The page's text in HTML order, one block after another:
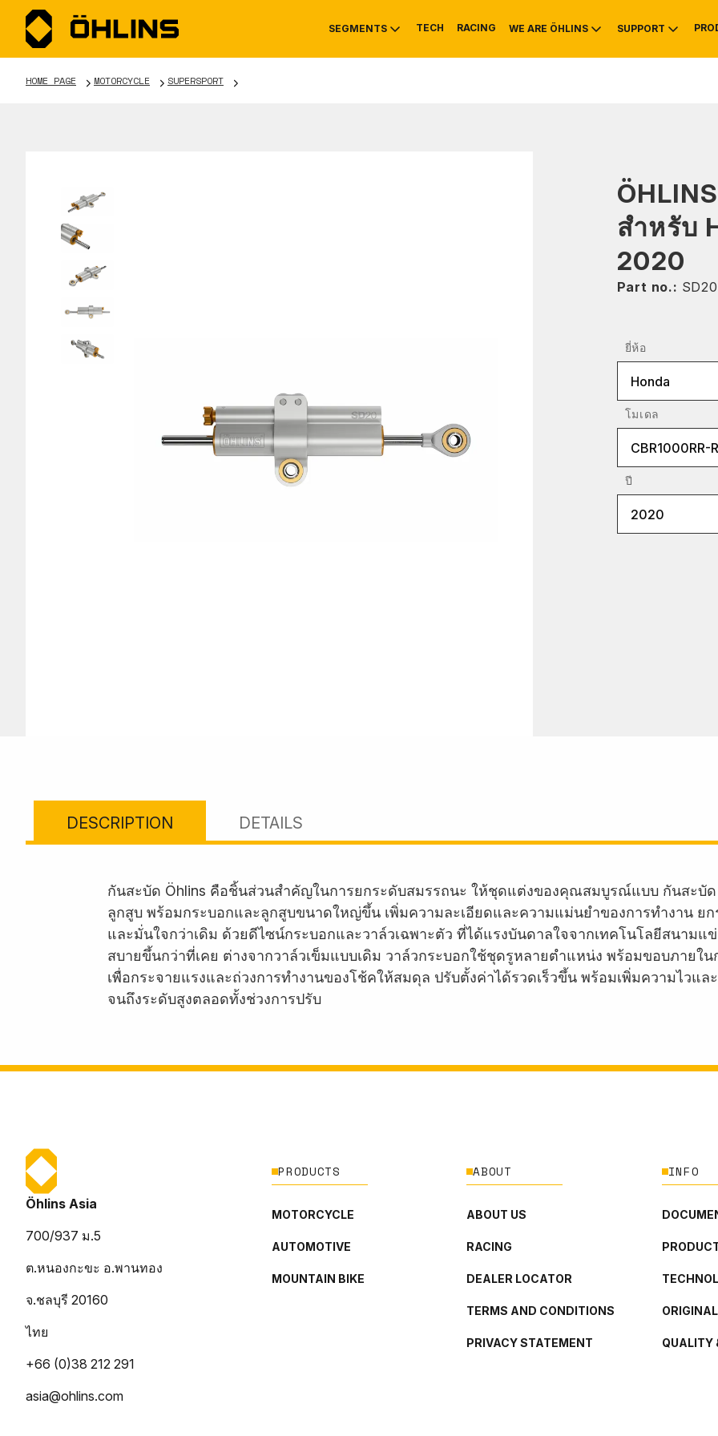
SEGMENTS
MOUNTAIN BIKE
TECH RACING WE ARE ÖHLINS
HISTORY
SUPPORT
SERVICE INFO &
HOME PAGE MOTORCYCLE SUPERSPORT
สำหรับ
2020
Part no.:
ยี่ห้อ
Honda
โมเดล
CBR1000RR-R
ปี
2020
DESCRIPTION DETAILS
กันสะบัด Öhlins คือชิ้นส่วนสำคัญในการยกระดับสมรรถนะ ให้ชุดแต่งของคุณสมบูรณ์แบบ กันสะบัด
ลูกสูบ พร้อมกระบอกและลูกสูบขนาดใหญ่ขึ้น เพิ่มความละเอียดและความแม่นยำของการทำงาน ย
และมั่นใจกว่าเดิม ด้วยดีไซน์กระบอกและวาล์วเฉพาะตัว ที่ได้แรงบันดาลใจจากเทคโนโลยีสนาม
สบายขึ้นกว่าที่เคย ต่างจากวาล์วเข็มแบบเดิม วาล์วกระบอกใช้ชุดรูหลายตำแหน่ง พร้อมขอบภายใ
เพื่อกระจายแรงและถ่วงการทำงานของโช้คให้สมดุล ปรับตั้งค่าได้รวดเร็วขึ้น พร้อมเพิ่มความไวแ
จนถึงระดับสูงตลอดทั้งช่วงการปรับ
Öhlins Asia
700/937 ม.5
ต.หนองกะขะ อ.พานทอง
จ.ชลบุรี 20160
ไทย
+66 (0)38 212 291
asia@ohlins.com
PRODUCTS
MOTORCYCLE
AUTOMOTIVE
MOUNTAIN BIKE
ABOUT
ABOUT US
RACING
DEALER LOCATOR
TERMS AND CONDITIONS
PRIVACY STATEMENT
INFO
QUALITY